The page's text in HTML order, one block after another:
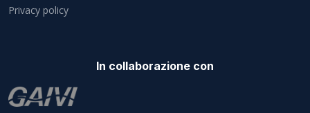
Privacy policy
In collaborazione con